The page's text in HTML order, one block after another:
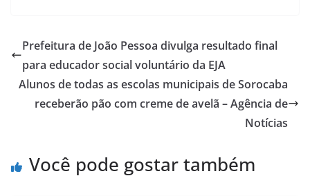
Prefeitura de João Pessoa divulga resultado final
para educador social voluntário da EJA
Alunos de todas as escolas municipais de Sorocaba
receberão pão com creme de avelã – Agência de
Notícias
Você pode gostar também